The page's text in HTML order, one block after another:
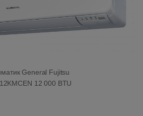
General Fujitsu
12 000 BTU